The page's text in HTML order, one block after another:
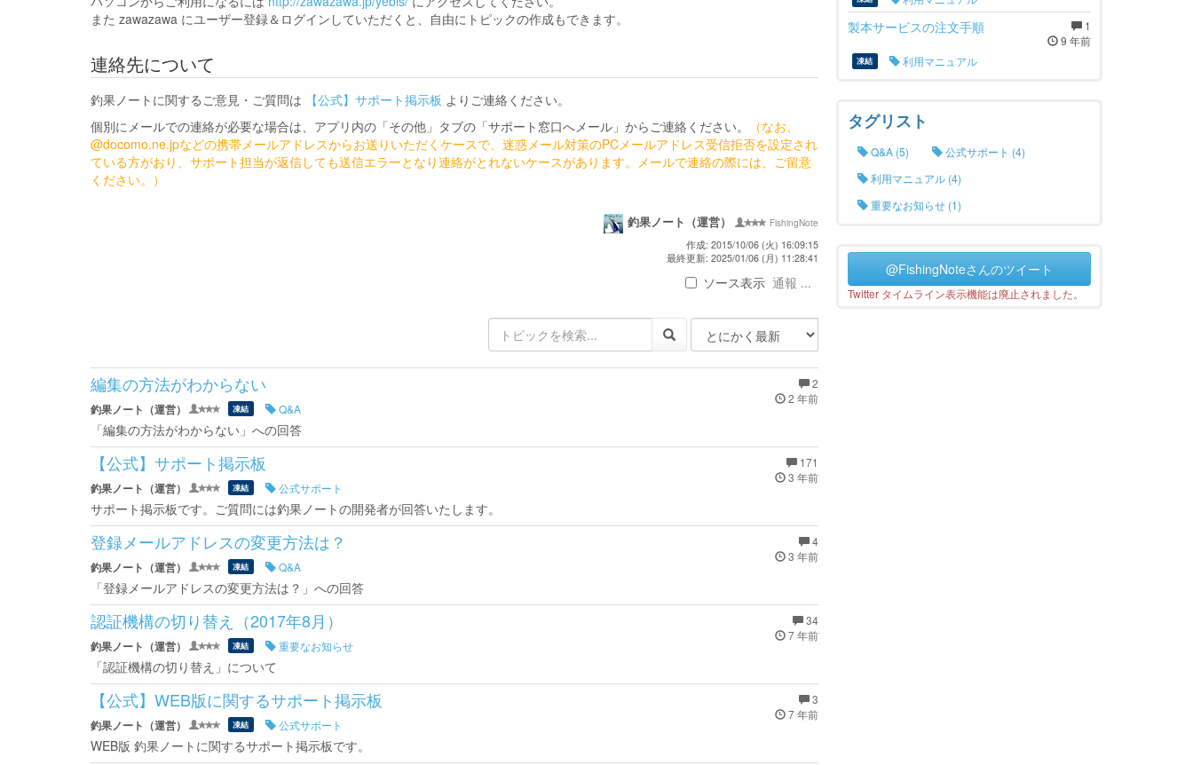
また zawazawa にユーザー登録＆ログインしていただくと、自由にトピックの作成もできます。
連絡先について
釣果ノートに関するご意見・ご質問は 【公式】サポート掲示板 よりご連絡ください。
個別にメールでの連絡が必要な場合は、アプリ内の「その他」タブの「サポート窓口へメール」からご連絡ください。
（なお、
@docomo.ne.jpなどの携帯メールアドレスからお送りいただくケースで、迷惑メール対策のPCメールアドレス受信拒否を設定され
ている方がおり、サポート担当が返信しても送信エラーとなり連絡がとれないケースがあります。メールで連絡の際には、ご留意
ください。）
釣果ノート（運営）
FishingNote
作成: 2015/10/06 (火) 16:09:15
最終更新: 2025/01/06 (月) 11:28:41
ソース表示 通報 ...
2
2 年前
編集の方法がわからない
釣果ノート（運営） 凍結 Q&A
「編集の方法がわからない」への回答
171
3 年前
【公式】サポート掲示板
釣果ノート（運営） 凍結 公式サポート
サポート掲示板です。ご質問には釣果ノートの開発者が回答いたします。
4
3 年前
登録メールアドレスの変更方法は？
釣果ノート（運営） 凍結 Q&A
「登録メールアドレスの変更方法は？」への回答
34
7 年前
認証機構の切り替え（2017年8月）
釣果ノート（運営） 凍結 重要なお知らせ
「認証機構の切り替え」について
3
7 年前
【公式】WEB版に関するサポート掲示板
釣果ノート（運営） 凍結 公式サポート
WEB版 釣果ノートに関するサポート掲示板です。
1
9 年前
製本サービスの注文手順
凍結 利用マニュアル
タグリスト
Q&A (5)
公式サポート (4)
利用マニュアル (4)
重要なお知らせ (1)
@FishingNoteさんのツイート
Twitter タイムライン表示機能は廃止されました。